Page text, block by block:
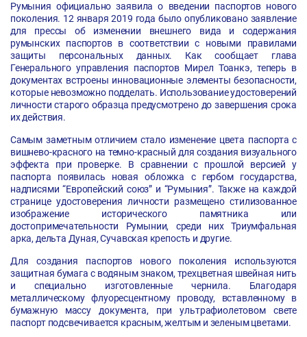
Румыния официально заявила о введении паспортов нового
поколения. 12 января 2019 года было опубликовано заявление
для прессы об изменении внешнего вида и содержания
румынских паспортов в соответствии с новыми правилами
защиты персональных данных. Как сообщает глава
Генерального управления паспортов Мирел Тоанкэ, теперь в
документах встроены инновационные элементы безопасности,
которые невозможно подделать. Использование удостоверений
личности старого образца предусмотрено до завершения срока
их действия.
Самым заметным отличием стало изменение цвета паспорта с
вишнево-красного на темно-красный для создания визуального
эффекта при проверке. В сравнении с прошлой версией у
паспорта появилась новая обложка с гербом государства,
надписями “Европейский союз” и “Румыния”. Также на каждой
странице удостоверения личности размещено стилизованное
изображение исторического памятника или
достопримечательности Румынии, среди них Триумфальная
арка, дельта Дуная, Сучавская крепость и другие.
Для создания паспортов нового поколения используются
защитная бумага с водяным знаком, трехцветная швейная нить
и специально изготовленные чернила. Благодаря
металлическому флуоресцентному проводу, вставленному в
бумажную массу документа, при ультрафиолетовом свете
паспорт подсвечивается красным, желтым и зеленым цветами.